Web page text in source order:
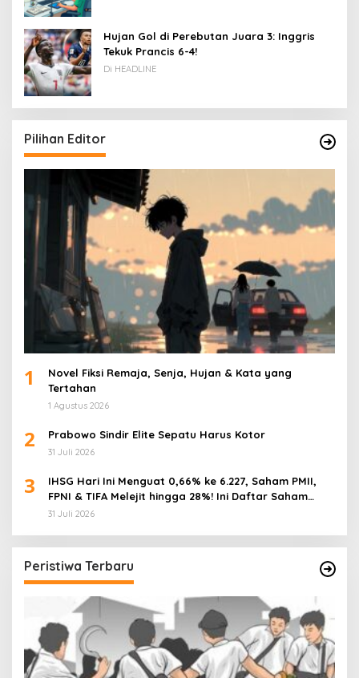
Hujan Gol di Perebutan Juara 3: Inggris
Tekuk Prancis 6-4!
Di HEADLINE
Pilihan Editor
1
Novel Fiksi Remaja, Senja, Hujan & Kata yang
Tertahan
1 Agustus 2026
2 Prabowo Sindir Elite Sepatu Harus Kotor
31 Juli 2026
3
IHSG Hari Ini Menguat 0,66% ke 6.227, Saham PMII,
FPNI & TIFA Melejit hingga 28%! Ini Daftar Saham
Paling Cuan & Volume Tertinggi 31 Juli 2026
31 Juli 2026
Peristiwa Terbaru